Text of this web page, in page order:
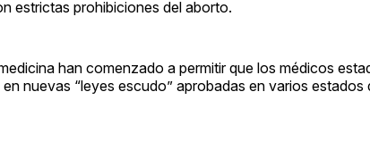
estrictas prohibiciones del aborto.
han comenzado a permitir que los médicos
nuevas “leyes escudo” aprobadas en varios